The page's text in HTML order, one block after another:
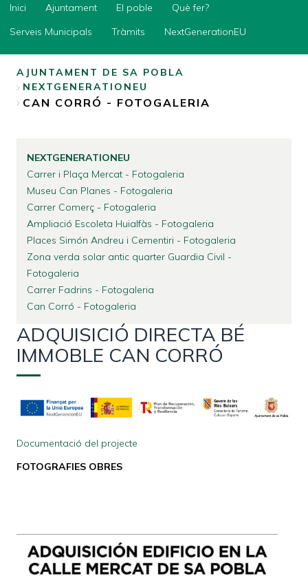
Inici
Ajuntament
El
Què
fer?
Tràmits
NextGenerationEU
Inici Ajuntament El poble
Què fer?
Serveis Municipals
Tràmits NextGenerationEU
BREADCRUMB
AJUNTAMENT DE SA POBLA
NEXTGENERATIONEU
CAN CORRÓ - FOTOGALERIA
NEXTGENERATIONEU
Carrer i Plaça Mercat - Fotogaleria
Museu Can Planes - Fotogaleria
Carrer Comerç - Fotogaleria
Ampliació Escoleta Huialfàs - Fotogaleria
Places Simón Andreu i Cementiri - Fotogaleria
Zona verda solar antic quarter Guardia Civil -
Fotogaleria
Carrer Fadrins - Fotogaleria
Can Corró - Fotogaleria
ADQUISICIÓ DIRECTA BÉ
IMMOBLE CAN CORRÓ
Documentació del projecte
FOTOGRAFIES OBRES